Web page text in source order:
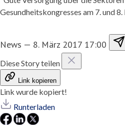
Gesundheitskongresses am 7. und
News — 8. März 2017 17:00
Diese Story teilen
Link kopieren
Link wurde kopiert!
Runterladen